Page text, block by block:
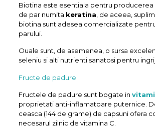
Biotina este esentiala pentru producerea
de par numita keratina , de aceea,
biotina sunt adesea comercializate
parului.
Ouale sunt, de asemenea, o sursa
seleniu si alti nutrienti sanatosi pentru
Fructe de padure
Fructele de padure sunt bogate in
proprietati anti-inflamatoare puternice.
ceasca (144 de grame) de capsuni ofera
necesarul zilnic de vitamina C.